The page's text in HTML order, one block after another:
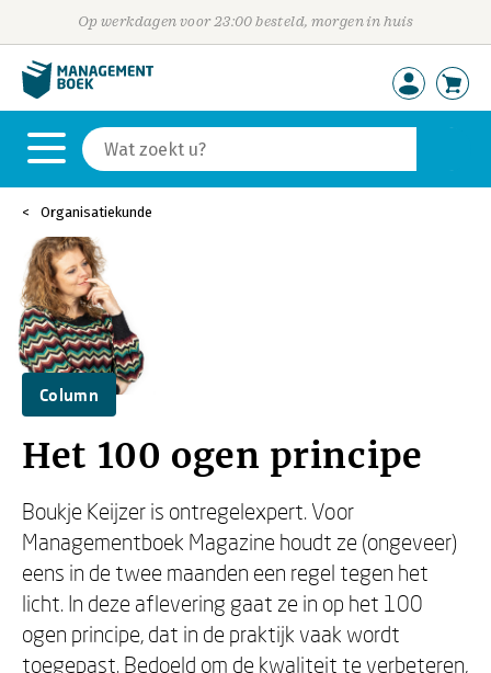
Op werkdagen voor 23:00 besteld, morgen in huis
Organisatiekunde
Column
Het 100 ogen principe
Boukje Keijzer is ontregelexpert. Voor
Managementboek Magazine houdt ze (ongeveer)
eens in de twee maanden een regel tegen het
licht. In deze aflevering gaat ze in op het 100
ogen principe, dat in de praktijk vaak wordt
toegepast. Bedoeld om de kwaliteit te verbeteren,